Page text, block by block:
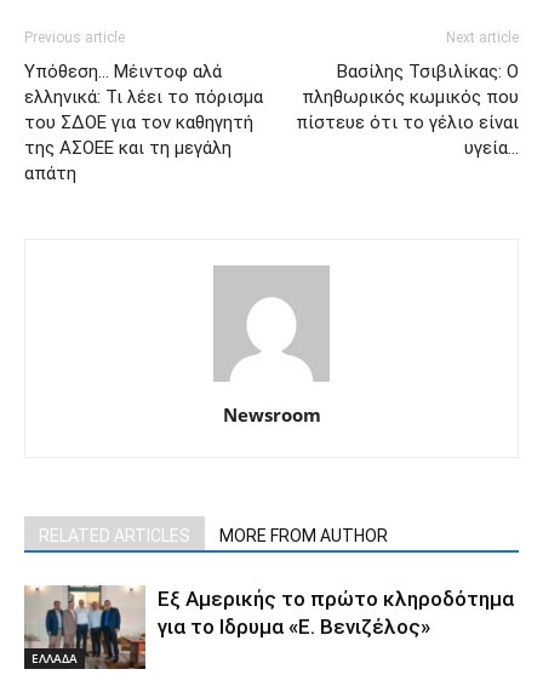
Previous article
Υπόθεση… Μέιντοφ αλά
ελληνικά: Τι λέει το πόρισμα
του ΣΔΟΕ για τον καθηγητή
της ΑΣΟΕΕ και τη μεγάλη
απάτη
Next article
Βασίλης Τσιβιλίκας: Ο
πληθωρικός κωμικός που
πίστευε ότι το γέλιο είναι
υγεία…
Newsroom
RELATED ARTICLES MORE FROM AUTHOR
ΕΛΛΑΔΑ
Εξ Αμερικής το πρώτο κληροδότημα
για το Ιδρυμα «Ε. Βενιζέλος»